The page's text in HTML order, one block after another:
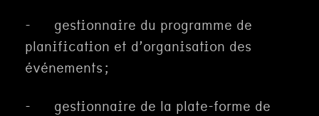
- gestionnaire du programme de
planification et d’organisation des
événements ;
- gestionnaire de la plate-forme de